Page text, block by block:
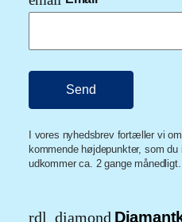
I vores nyhedsbrev fortæller vi
kommende højdepunkter, som
udkommer ca. 2 gange månedligt.
rdl_diamond